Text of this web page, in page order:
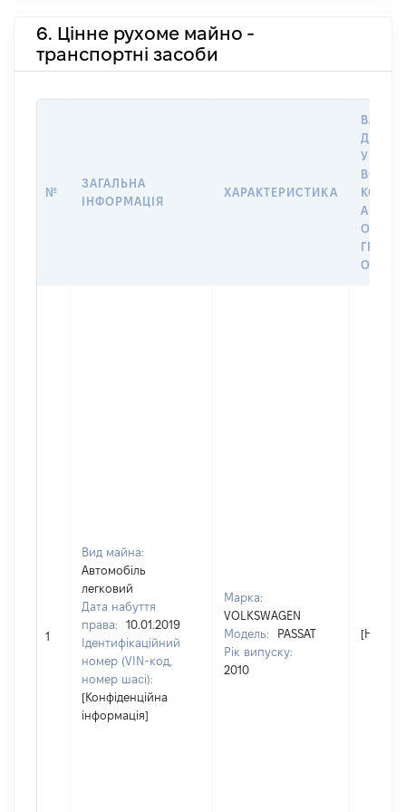
6. Цінне рухоме майно -
транспортні засоби
№
ЗАГАЛЬНА
ІНФОРМАЦІЯ
ХАРАКТЕРИСТИКА
ДАТУ
У
АБО
1
Вид майна:
Автомобіль
легковий
Дата набуття
права:
10.01.2019
Ідентифікаційний
номер (VIN-код,
номер шасі):
[Конфіденційна
інформація]
Марка:
VOLKSWAGEN
Модель:
PASSAT
Рік випуску:
2010
[Не